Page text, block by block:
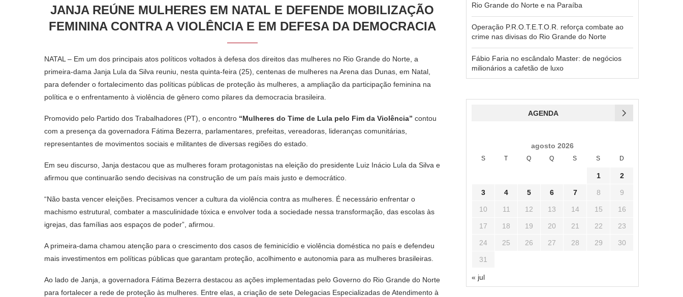
JANJA REÚNE MULHERES EM NATAL E DEFENDE MOBILIZAÇÃO
FEMININA CONTRA A VIOLÊNCIA E EM DEFESA DA DEMOCRACIA
NATAL – Em um dos principais atos políticos voltados à defesa dos direitos das mulheres no Rio Grande do Norte, a
primeira-dama Janja Lula da Silva reuniu, nesta quinta-feira (25), centenas de mulheres na Arena das Dunas, em Natal,
para defender o fortalecimento das políticas públicas de proteção às mulheres, a ampliação da participação feminina na
política e o enfrentamento à violência de gênero como pilares da democracia brasileira.
Promovido pelo Partido dos Trabalhadores (PT), o encontro “Mulheres do Time de Lula pelo Fim da Violência” contou
com a presença da governadora Fátima Bezerra, parlamentares, prefeitas, vereadoras, lideranças comunitárias,
representantes de movimentos sociais e militantes de diversas regiões do estado.
Em seu discurso, Janja destacou que as mulheres foram protagonistas na eleição do presidente Luiz Inácio Lula da Silva e
afirmou que continuarão sendo decisivas na construção de um país mais justo e democrático.
“Não basta vencer eleições. Precisamos vencer a cultura da violência contra as mulheres. É necessário enfrentar o
machismo estrutural, combater a masculinidade tóxica e envolver toda a sociedade nessa transformação, das escolas às
igrejas, das famílias aos espaços de poder”, afirmou.
A primeira-dama chamou atenção para o crescimento dos casos de feminicídio e violência doméstica no país e defendeu
mais investimentos em políticas públicas que garantam proteção, acolhimento e autonomia para as mulheres brasileiras.
Ao lado de Janja, a governadora Fátima Bezerra destacou as ações implementadas pelo Governo do Rio Grande do Norte
para fortalecer a rede de proteção às mulheres. Entre elas, a criação de sete Delegacias Especializadas de Atendimento à
Rio Grande do Norte e na Paraíba
Operação P.R.O.T.E.T.O.R. reforça combate ao
crime nas divisas do Rio Grande do Norte
Fábio Faria no escândalo Master: de negócios
milionários a cafetão de luxo
AGENDA
agosto 2026
S T Q Q S S D
1 2
3 4 5 6 7 8 9
10 11 12 13 14 15 16
17 18 19 20 21 22 23
24 25 26 27 28 29 30
31
« jul